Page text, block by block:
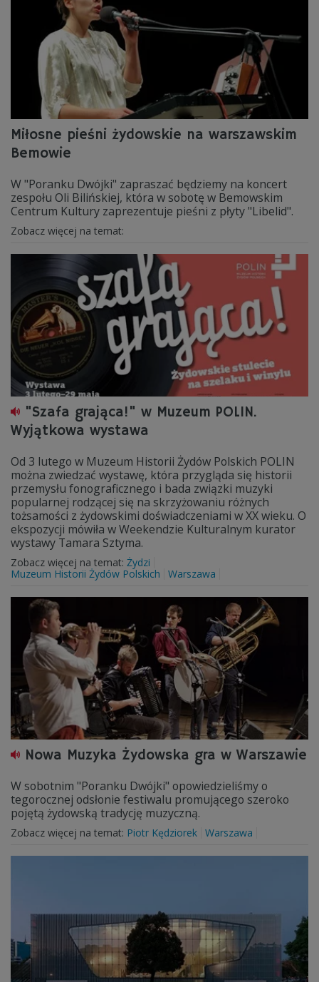
Miłosne pieśni żydowskie na warszawskim
Bemowie
W "Poranku Dwójki" zapraszać będziemy na koncert
zespołu Oli Bilińskiej, która w sobotę w Bemowskim
Centrum Kultury zaprezentuje pieśni z płyty "Libelid".
Zobacz więcej na temat:
"Szafa grająca!" w Muzeum POLIN.
Wyjątkowa wystawa
Od 3 lutego w Muzeum Historii Żydów Polskich POLIN
można zwiedzać wystawę, która przygląda się historii
przemysłu fonograficznego i bada związki muzyki
popularnej rodzącej się na skrzyżowaniu różnych
tożsamości z żydowskimi doświadczeniami w XX wieku. O
ekspozycji mówiła w Weekendzie Kulturalnym kurator
wystawy Tamara Sztyma.
Zobacz więcej na temat: Żydzi
Muzeum Historii Żydów Polskich
Warszawa
Nowa Muzyka Żydowska gra w Warszawie
W sobotnim "Poranku Dwójki" opowiedzieliśmy o
tegorocznej odsłonie festiwalu promującego szeroko
pojętą żydowską tradycję muzyczną.
Zobacz więcej na temat: Piotr Kędziorek Warszawa